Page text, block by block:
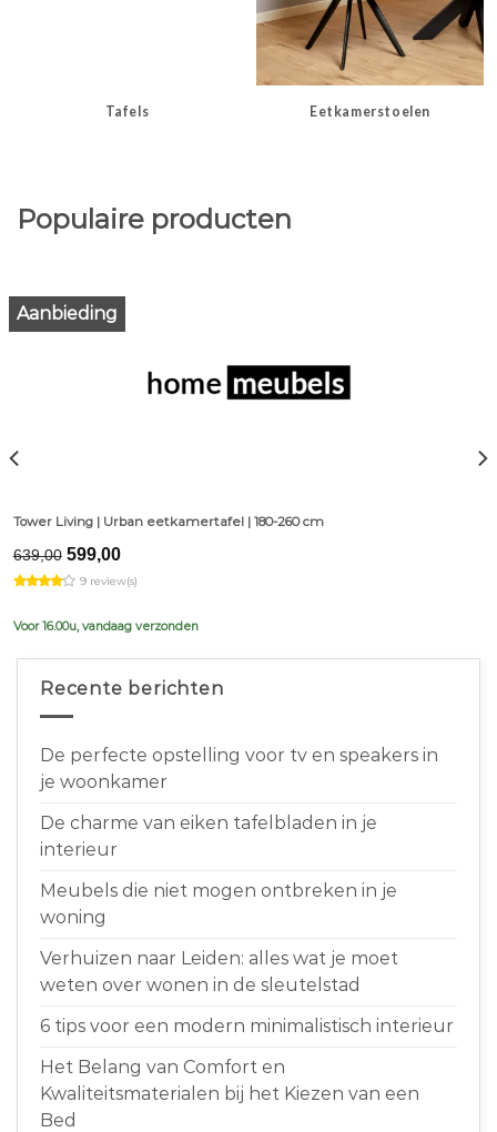
Tafels Eetkamerstoelen
Populaire producten
Aanbieding
Tower Living | Urban eetkamertafel | 180-260 cm
639,00 Original
price
was:
599,00Current
is:
9 review(s)
Voor 16.00u, vandaag verzonden
Recente berichten
De perfecte opstelling voor tv en speakers in
je woonkamer
De charme van eiken tafelbladen in je
interieur
Meubels die niet mogen ontbreken in je
woning
Verhuizen naar Leiden: alles wat je moet
weten over wonen in de sleutelstad
6 tips voor een modern minimalistisch interieur
Het Belang van Comfort en
Kwaliteitsmaterialen bij het Kiezen van een
Bed